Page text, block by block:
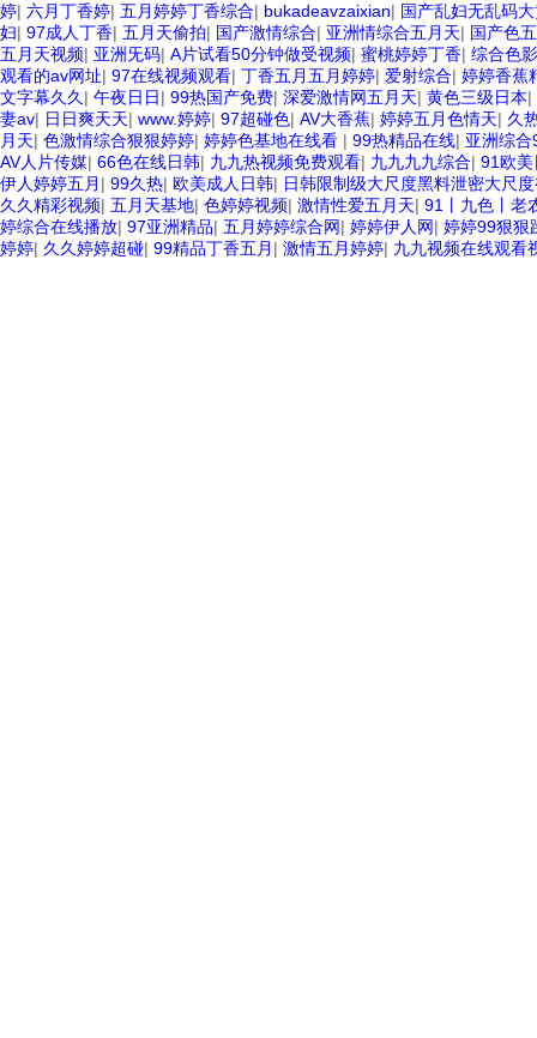
婷| 六月丁香婷| 五月婷婷丁香综合| bukadeavzaixian| 国产乱妇无乱码
妇| 97成人丁香| 五月天偷拍| 国产激情综合| 亚洲情综合五月天| 国产色
五月天视频| 亚洲旡码| A片试看50分钟做受视频| 蜜桃婷婷丁香| 综合色
观看的av网址| 97在线视频观看| 丁香五月五月婷婷| 爱射综合| 婷婷香蕉
文字幕久久 | 午夜日日| 99热国产免费| 深爱激情网五月天| 黄色三级日本|
妻av| 日日爽天天| www.婷婷| 97超碰色| AV大香蕉| 婷婷五月色情天| 久
月天| 色激情综合狠狠婷婷| 婷婷色基地在线看 | 99热精品在线| 亚洲综合
AV人片传媒| 66色在线日韩| 九九热视频免费观看| 九九九九综合| 91欧美
伊人婷婷五月 | 99久热| 欧美成人日韩| 日韩限制级大尺度黑料泄密大尺
久久精彩视频| 五月天基地| 色婷婷视频| 激情性爱五月天| 91丨九色丨老
婷综合在线播放| 97亚洲精品| 五月婷婷综合网| 婷婷伊人网| 婷婷99狠狠
婷婷| 久久婷婷超碰| 99精品丁香五月 | 激情五月婷婷| 九九视频在线观看